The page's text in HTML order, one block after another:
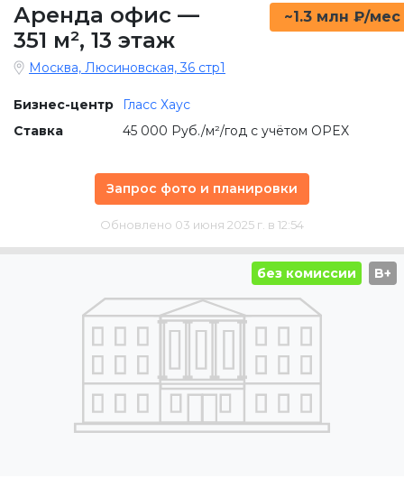
Аренда офис —
351 м², 13 этаж
~1.3 млн ₽/мес
Москва, Люсиновская, 36 стр1
Бизнес-центр
Гласс Хаус
Ставка
45 000 Руб./м²/год с учётом OPEX
Запрос фото и планировки
Обновлено 03 июня 2025 г. в 12:54
без комиссии B+